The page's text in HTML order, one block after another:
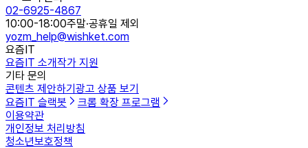
02-6925-4867
10:00-18:00주말·공휴일 제외
yozm_help@wishket.com
요즘IT
요즘IT 소개작가 지원
기타 문의
콘텐츠 제안하기 광고 상품 보기
요즘IT 슬랙봇
크롬 확장 프로그램
이용약관
개인정보 처리방침
청소년보호정책